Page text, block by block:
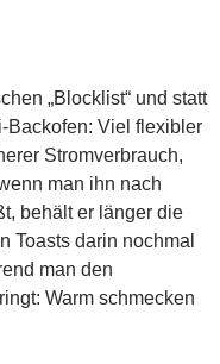
„Blocklist“ und statt
Backofen: Viel flexibler
Stromverbrauch,
man ihn nach
behält er länger die
Toasts darin nochmal
man den
Warm schmecken